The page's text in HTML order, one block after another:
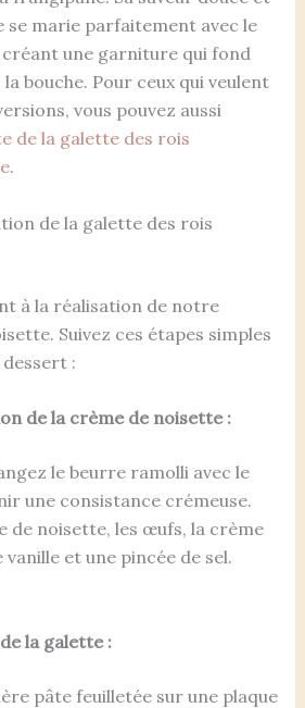
se marie parfaitement avec le
une garniture qui fond
bouche. Pour ceux qui veulent
vous pouvez aussi
de la galette des rois
.
de la galette des rois
à la réalisation de notre
Suivez ces étapes simples
:
de la crème de noisette :
le beurre ramolli avec le
une consistance crémeuse.
de noisette, les œufs, la crème
et une pincée de sel.
la galette :
pâte feuilletée sur une plaque